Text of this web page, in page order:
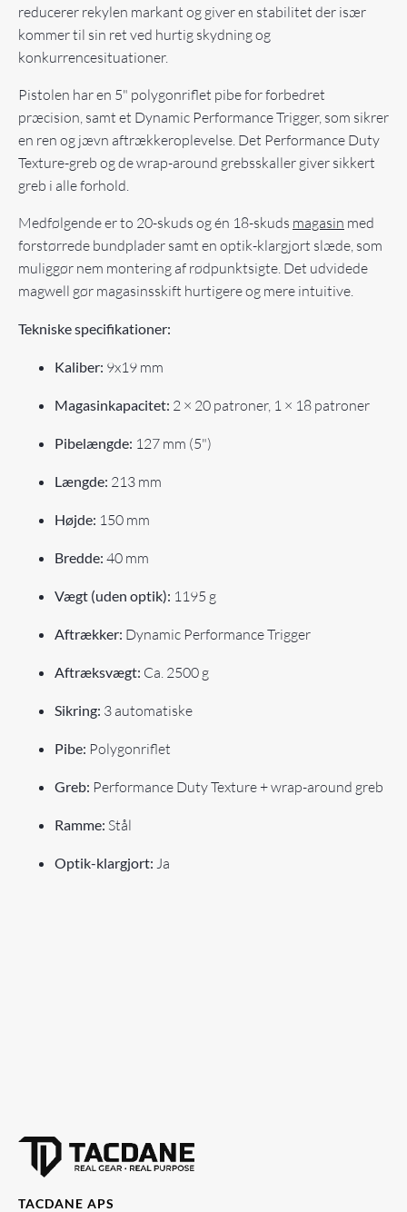
reducerer rekylen markant og giver en stabilitet der især
kommer til sin ret ved hurtig skydning og
konkurrencesituationer.
Pistolen har en 5" polygonriflet pibe for forbedret
præcision, samt et Dynamic Performance Trigger, som sikrer
en ren og jævn aftrækkeroplevelse. Det Performance Duty
Texture-greb og de wrap-around grebsskaller giver sikkert
greb i alle forhold.
Medfølgende er to 20-skuds og én 18-skuds magasin med
forstørrede bundplader samt en optik-klargjort slæde, som
muliggør nem montering af rødpunktsigte. Det udvidede
magwell gør magasinsskift hurtigere og mere intuitive.
Tekniske specifikationer:
Kaliber: 9x19 mm
Magasinkapacitet: 2 × 20 patroner, 1 × 18 patroner
Pibelængde: 127 mm (5")
Længde: 213 mm
Højde: 150 mm
Bredde: 40 mm
Vægt (uden optik): 1195 g
Aftrækker: Dynamic Performance Trigger
Aftræksvægt: Ca. 2500 g
Sikring: 3 automatiske
Pibe: Polygonriflet
Greb: Performance Duty Texture + wrap-around greb
Ramme: Stål
Optik-klargjort: Ja
TACDANE APS